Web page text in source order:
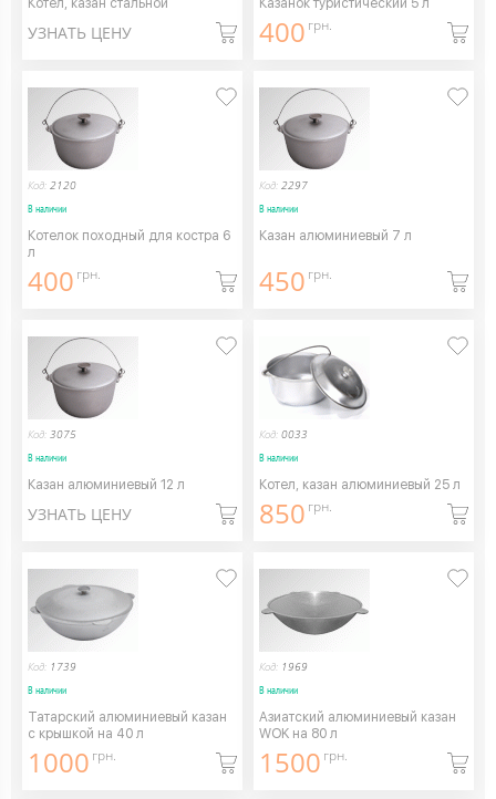
Котел, казан стальной
УЗНАТЬ ЦЕНУ
Казанок туристический 5 л
400 грн.
Код: 2120
В наличии
Котелок походный для костра 6
л
400 грн.
Код: 2297
В наличии
Казан алюминиевый 7 л
450 грн.
Код: 3075
В наличии
Казан алюминиевый 12 л
УЗНАТЬ ЦЕНУ
Код: 0033
В наличии
Котел, казан алюминиевый 25 л
850 грн.
Код: 1739
В наличии
Татарский алюминиевый казан
с крышкой на 40 л
1000 грн.
Код: 1969
В наличии
Азиатский алюминиевый казан
WOK на 80 л
1500 грн.